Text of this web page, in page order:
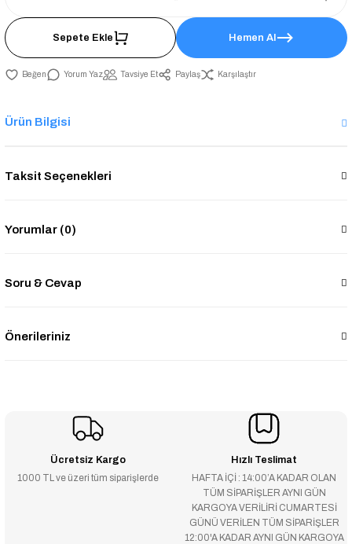
Sepete Ekle Hemen Al
Yorum Yaz Tavsiye Et Paylaş Karşılaştır
Ürün Bilgisi
Taksit Seçenekleri
Yorumlar (0)
Soru & Cevap
Önerileriniz
Ücretsiz Kargo
1000 TL ve üzeri tüm siparişlerde
Hızlı Teslimat
HAFTA İÇİ : 14:00’A KADAR OLAN
TÜM SİPARİŞLER AYNI GÜN
KARGOYA VERİLİRİ CUMARTESİ
GÜNÜ VERİLEN TÜM SİPARİŞLER
12:00'A KADAR AYNI GÜN KARGOYA